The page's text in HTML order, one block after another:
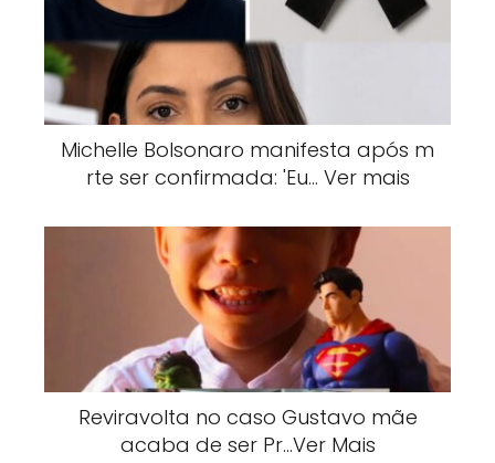
Michelle Bolsonaro manifesta após m
rte ser confirmada: 'Eu… Ver mais
Reviravolta no caso Gustavo mãe
acaba de ser Pr…Ver Mais